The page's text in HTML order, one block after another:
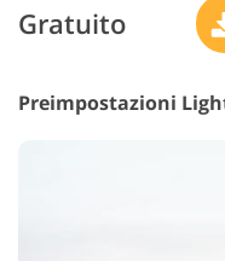
Gratuito